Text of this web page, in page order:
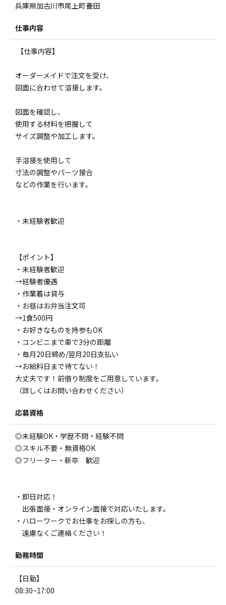
兵庫県加古川市尾上町養田
仕事内容
【仕事内容】
オーダーメイドで注文を受け、
図面に合わせて溶接します。
図面を確認し、
使用する材料を把握して
サイズ調整や加工します。
手溶接を使用して
寸法の調整やパーツ接合
などの作業を行います。
・未経験者歓迎
【ポイント】
・未経験者歓迎
→経験者優遇
・作業着は貸与
・お昼はお弁当注文可
→1食500円
・お好きなものを持参もOK
・コンビニまで車で3分の距離
・毎月20日締め/翌月20日支払い
→お給料日まで待てない！
大丈夫です！前借り制度をご用意しています。
（詳しくはお問い合わせください）
応募資格
◎未経験OK・学歴不問・経験不問
◎スキル不要・無資格OK
◎フリーター・新卒 歓迎
・即日対応！
出張面接・オンライン面接で対応いたします。
・ハローワークでお仕事をお探しの方も、
遠慮なくご連絡ください！
勤務時間
【日勤】
08:30~17:00